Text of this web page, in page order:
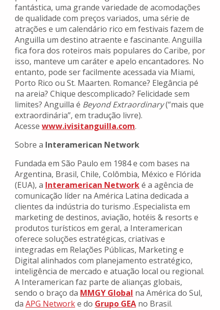
fantástica, uma grande variedade de acomodações
de qualidade com preços variados, uma série de
atrações e um calendário rico em festivais fazem de
Anguilla um destino atraente e fascinante. Anguilla
fica fora dos roteiros mais populares do Caribe, por
isso, manteve um caráter e apelo encantadores. No
entanto, pode ser facilmente acessada via Miami,
Porto Rico ou St. Maarten. Romance? Elegância pé
na areia? Chique descomplicado? Felicidade sem
limites? Anguilla é Beyond Extraordinary(“mais que
extraordinária”, em tradução livre).
Acesse www.ivisitanguilla.com.
Sobre a Interamerican Network
Fundada em São Paulo em 1984 e com bases na
Argentina, Brasil, Chile, Colômbia, México e Flórida
(EUA), a Interamerican Networké a agência de
comunicação líder na América Latina dedicada a
clientes da indústria do turismo .Especialista em
marketing de destinos, aviação, hotéis & resorts e
produtos turísticos em geral, a Interamerican
oferece soluções estratégicas, criativas e
integradas em Relações Públicas, Marketing e
Digital alinhados com planejamento estratégico,
inteligência de mercado e atuação local ou regional.
A Interamerican faz parte de alianças globais,
sendo o braço da MMGY Global na América do Sul,
da APG Networke do Grupo GEA no Brasil.